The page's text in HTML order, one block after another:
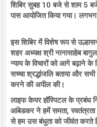
शिबिर सुबह 10 बजे से शाम 5
पास आयोजित किया गया। लगभग
इस शिबिर में विशेष रूप से
शहर अध्यक्ष श्री नानासाहेब
न्याय के विचारों को आगे बढ़ाने के
सच्चा श्रद्धांजलि बताया और सभी
करने की अपील की।
लाइफ केयर हॉस्पिटल के प्रबंध
आंबेडकर ने हमें समता, स्वतंत्रता
से हम उस बंधुता को जीवंत करते